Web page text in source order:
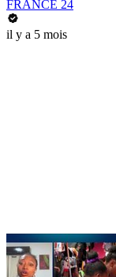
FRANCE 24
il y a 5 mois